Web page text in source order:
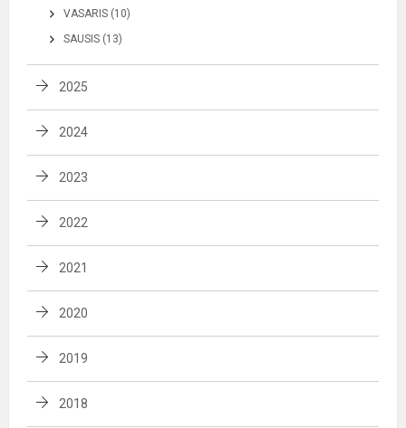
VASARIS (10)
SAUSIS (13)
2025
2024
2023
2022
2021
2020
2019
2018